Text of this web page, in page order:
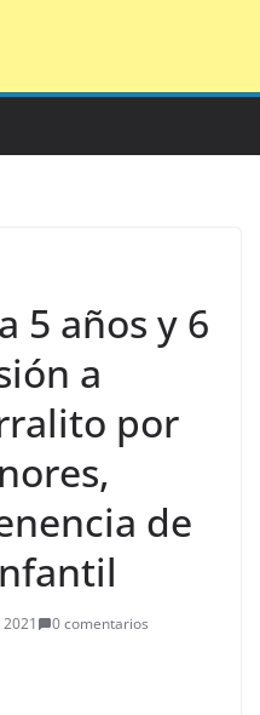
5 años y 6
a
por
de
0 comentarios